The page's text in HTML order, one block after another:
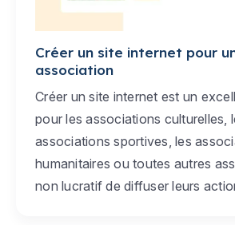
Créer un site internet pour
association
Créer un site internet est un
pour les associations culturelles,
associations sportives, les
humanitaires ou toutes autres
non lucratif de diffuser leurs